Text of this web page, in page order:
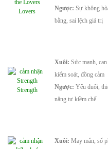
Lovers
Ngược: Sự không
bằng, sai lệch giá trị
Strength
Xuôi: Sức mạnh,
kiểm soát, đồng cảm
Ngược: Yếu đuối,
năng tự kiềm chế
Xuôi: May mắn, số